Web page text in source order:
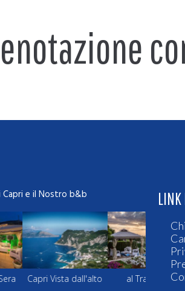
Capri e il Nostro b&b
Vista dall'alto al Tramonto Le